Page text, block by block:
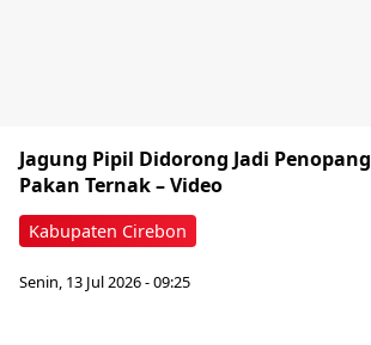
Kabupaten Cirebon
Jagung Pipil Didorong Jadi Penopang
Pakan Ternak – Video
Senin, 13 Jul 2026 - 09:25